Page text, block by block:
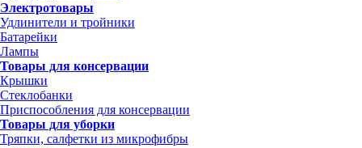
Электротовары
Удлинители и тройники
Батарейки
Лампы
Товары для консервации
Крышки
Стеклобанки
Приспособления для консервации
Товары для уборки
Тряпки, салфетки из микрофибры